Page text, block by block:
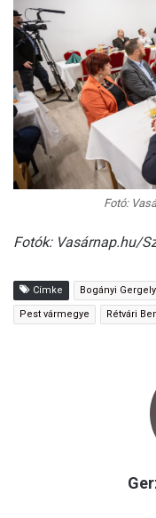
Fotó:
Fotók: Vasárnap.hu/
Címke Bogányi Gergely
Pest vármegye Rétvári